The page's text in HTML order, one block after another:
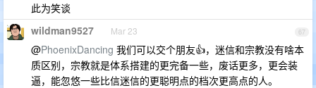
此为笑谈
67
wildman9527 Mar 23
@PhoenixDancing 我们可以交个朋友👍，迷信和宗教没有啥本
质区别，宗教就是体系搭建的更完备一些，废话更多，更会装
逼，能忽悠一些比信迷信的更聪明点的档次更高点的人。